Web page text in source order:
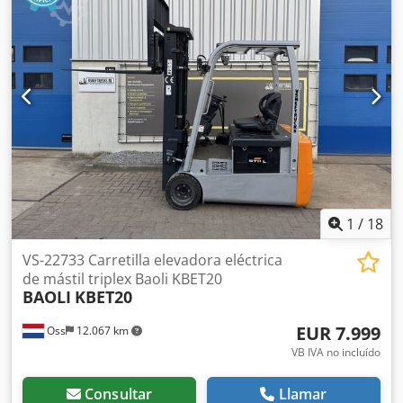
1 / 18
Oss 12.067 km
VS-22733 Carretilla elevadora eléctrica
de mástil triplex Baoli KBET20
BAOLI KBET20
EUR 7.999
VB IVA no incluído
Consultar Llamar